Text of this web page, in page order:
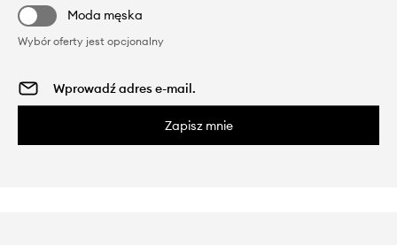
Moda męska
Wybór oferty jest opcjonalny
Zapisz mnie